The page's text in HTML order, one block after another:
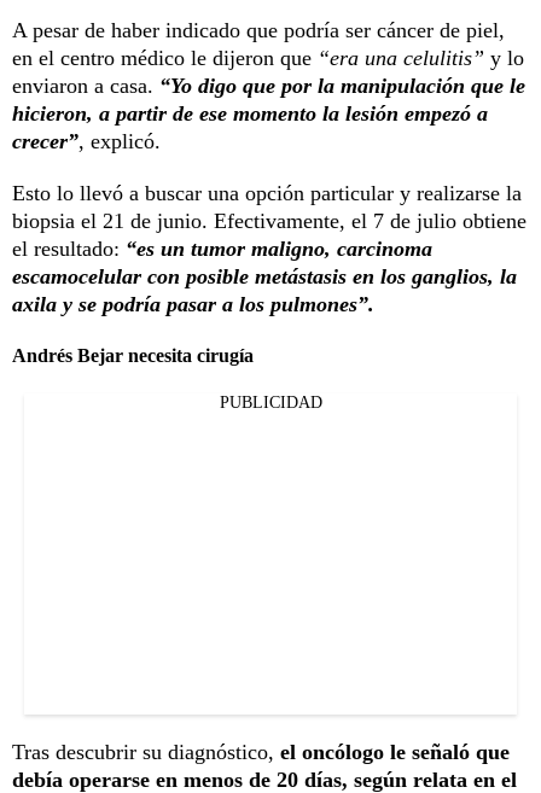
A pesar de haber indicado que podría ser cáncer de piel,
en el centro médico le dijeron que “era una celulitis” y lo
enviaron a casa. “Yo digo que por la manipulación que le
hicieron, a partir de ese momento la lesión empezó a
crecer”, explicó.
Esto lo llevó a buscar una opción particular y realizarse la
biopsia el 21 de junio. Efectivamente, el 7 de julio obtiene
el resultado: “es un tumor maligno, carcinoma
escamocelular con posible metástasis en los ganglios, la
axila y se podría pasar a los pulmones”.
Andrés Bejar necesita cirugía
PUBLICIDAD
Tras descubrir su diagnóstico, el oncólogo le señaló que
debía operarse en menos de 20 días, según relata en el